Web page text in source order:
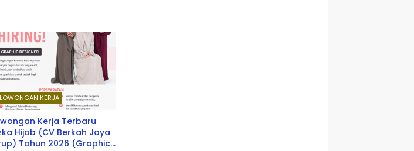
LOWONGAN KERJA
Kerja Terbaru
Hijab (CV Berkah Jaya
Tahun 2026 (Graphic